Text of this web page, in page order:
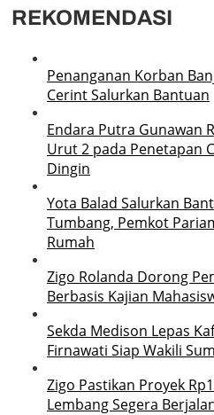
REKOMENDASI
Penanganan Korban
Cerint Salurkan Bantuan
Endara Putra Gunawan
Urut 2 pada Penetapan
Dingin
Yota Balad Salurkan
Tumbang, Pemkot
Rumah
Zigo Rolanda Dorong
Berbasis Kajian
Sekda Medison Lepas
Firnawati Siap Wakili
Zigo Pastikan Proyek
Lembang Segera